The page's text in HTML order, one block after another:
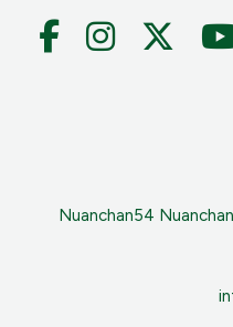
21/80 Nuanchan54